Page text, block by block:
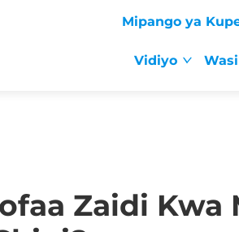
Mipango ya
Vidiyo
Zaidi Kwa